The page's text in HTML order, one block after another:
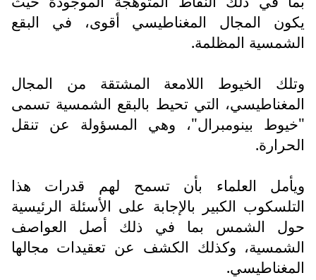
يكون المجال المغناطيسي أقوى، في البقع
الشمسية المظلمة.
وتلك الخيوط اللامعة المشتقة من المجال
المغناطيسي، التي تحيط بالبقع الشمسية تسمى
"خيوط بينومبرال"، وهي المسؤولة عن تنقل
الحرارة.
ويأمل العلماء بأن تسمح لهم قدرات هذا
التلسكوب الكبير بالإجابة على الأسئلة الرئيسية
حول الشمس بما في ذلك أصل العواصف
الشمسية، وكذلك الكشف عن تعقيدات مجالها
المغناطيسي.